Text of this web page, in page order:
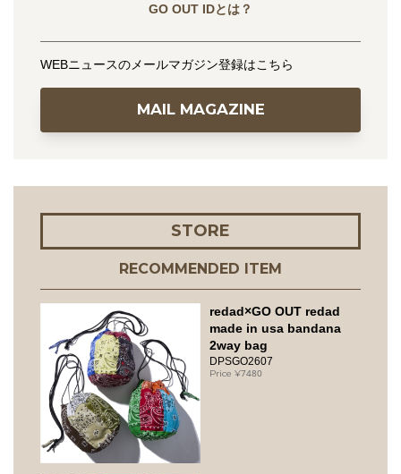
GO OUT IDとは？
WEBニュースのメールマガジン登録はこちら
MAIL MAGAZINE
STORE
RECOMMENDED ITEM
redad×GO OUT redad
made in usa bandana
2way bag
DPSGO2607
7480